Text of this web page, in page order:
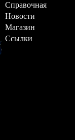
Справочная
Новости
Магазин
Ссылки